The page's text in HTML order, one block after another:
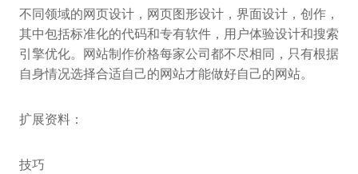
不同领域的网页设计，网页图形设计，界面设计，创作，
其中包括标准化的代码和专有软件，用户体验设计和搜索
引擎优化。网站制作价格每家公司都不尽相同，只有根据
自身情况选择合适自己的网站才能做好自己的网站。
扩展资料：
技巧